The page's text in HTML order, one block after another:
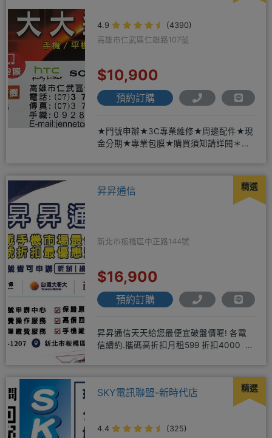
4.9
(4390)
高雄市仁武區仁雄路107號
$10,900
預約訂購
★門號申辦★3C專業維修★周邊配件★現
金分期★專業包膜★購買須知請詳閱＊來
精選
昇昇通信
新北市板橋區中正路144號
$16,900
預約訂購
昇昇通信天天給您最便宜破盤價喔! 各電
信續約.攜碼高折扣月租599 折扣4000 月
精選
SKY電訊聯盟-新時代店
4.4
(325)